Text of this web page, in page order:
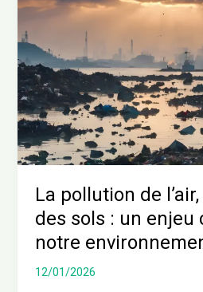
La pollution de
des sols : un enjeu
notre
12/01/2026
de
de
l’eau
et
des
sols
:
un
crucial
pour
notre